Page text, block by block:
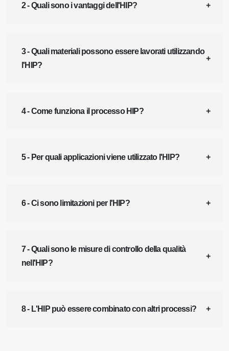
2 - Quali sono i vantaggi dell'HIP?
3 - Quali materiali possono essere lavorati utilizzando
l'HIP?
4 - Come funziona il processo HIP?
5 - Per quali applicazioni viene utilizzato l'HIP?
6 - Ci sono limitazioni per l'HIP?
7 - Quali sono le misure di controllo della qualità
nell'HIP?
8 - L'HIP può essere combinato con altri processi?